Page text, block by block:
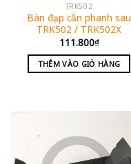
TRK502
Bàn đạp cần phanh sau
TRK502 / TRK502X
111.800₫
THÊM VÀO GIỎ HÀNG